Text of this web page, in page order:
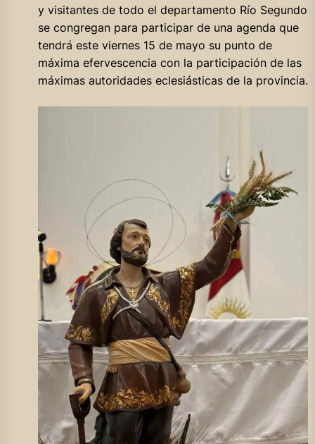
y visitantes de todo el departamento Río Segundo
se congregan para participar de una agenda que
tendrá este viernes 15 de mayo su punto de
máxima efervescencia con la participación de las
máximas autoridades eclesiásticas de la provincia.